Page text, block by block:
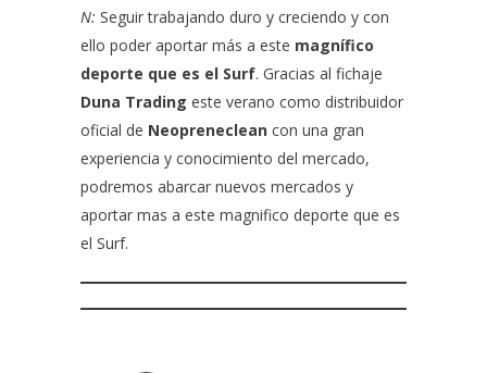
N: Seguir trabajando duro y creciendo y con
ello poder aportar más a este magnífico
deporte que es el Surf. Gracias al fichaje
Duna Trading este verano como distribuidor
oficial de Neopreneclean con una gran
experiencia y conocimiento del mercado,
podremos abarcar nuevos mercados y
aportar mas a este magnifico deporte que es
el Surf.